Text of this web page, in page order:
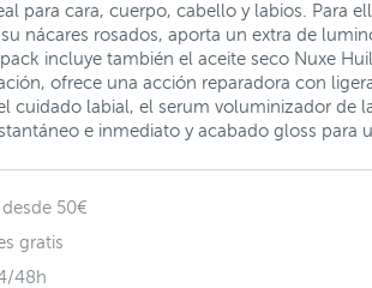
para cara, cuerpo, cabello y labios. Para
nácares rosados, aporta un extra de
incluye también el aceite seco Nuxe
ofrece una acción reparadora con
cuidado labial, el serum voluminizador de
e inmediato y acabado gloss para
50€
gratis
48h